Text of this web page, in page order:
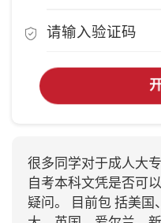
很多同学对于成人大
自考本科文凭是否可
疑问。 目前包 括美国